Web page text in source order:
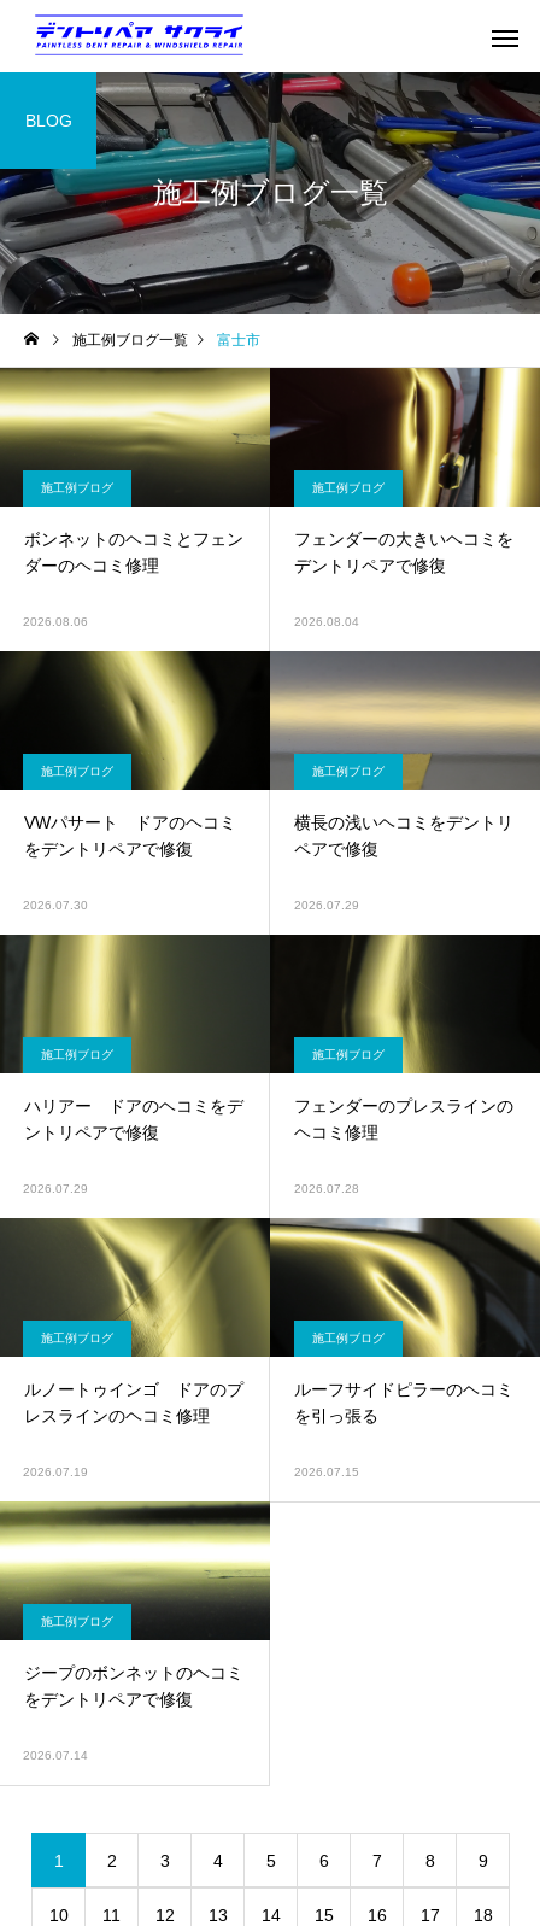
施工例ブログ一覧
BLOG
施工例ブログ一覧 富士市
施工例ブログ
ボンネットのヘコミとフェン
ダーのヘコミ修理
2026.08.06
施工例ブログ
フェンダーの大きいヘコミを
デントリペアで修復
2026.08.04
施工例ブログ
VWパサート ドアのヘコミ
をデントリペアで修復
2026.07.30
施工例ブログ
横長の浅いヘコミをデントリ
ペアで修復
2026.07.29
施工例ブログ
ハリアー ドアのヘコミをデ
ントリペアで修復
2026.07.29
施工例ブログ
フェンダーのプレスラインの
ヘコミ修理
2026.07.28
施工例ブログ
ルノートゥインゴ ドアのプ
レスラインのヘコミ修理
2026.07.19
施工例ブログ
ルーフサイドピラーのヘコミ
を引っ張る
2026.07.15
施工例ブログ
ジープのボンネットのヘコミ
をデントリペアで修復
2026.07.14
1 2 3 4 5 6 7 8 9
10 11 12 13 14 15 16 17 18